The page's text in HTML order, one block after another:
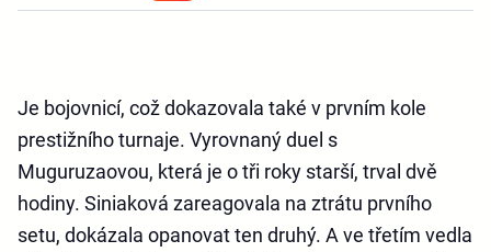
Je bojovnicí, což dokazovala také v prvním kole
prestižního turnaje. Vyrovnaný duel s
Muguruzaovou, která je o tři roky starší, trval dvě
hodiny. Siniaková zareagovala na ztrátu prvního
setu, dokázala opanovat ten druhý. A ve třetím vedla